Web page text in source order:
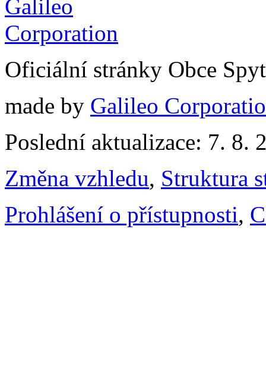
Oficiální stránky Obce
made by Galileo
Poslední aktualizace: 7. 8.
Změna vzhledu, Struktura
Prohlášení o přístupnosti,